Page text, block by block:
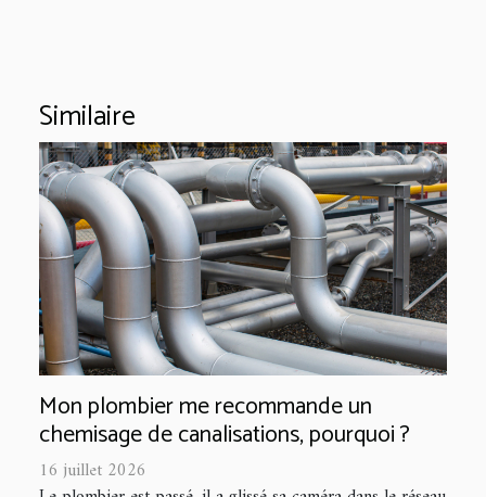
Similaire
Mon plombier me recommande un
chemisage de canalisations, pourquoi ?
16 juillet 2026